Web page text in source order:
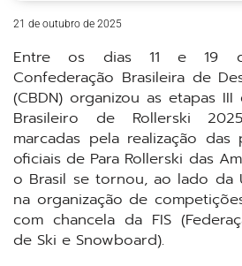
21 de outubro de 2025
Entre os dias 11 e 19
Confederação Brasileira de
(CBDN) organizou as etapas
Brasileiro de Rollerski
marcadas pela realização das
oficiais de Para Rollerski das
o Brasil se tornou, ao lado da
na organização de
com chancela da FIS
de Ski e Snowboard).